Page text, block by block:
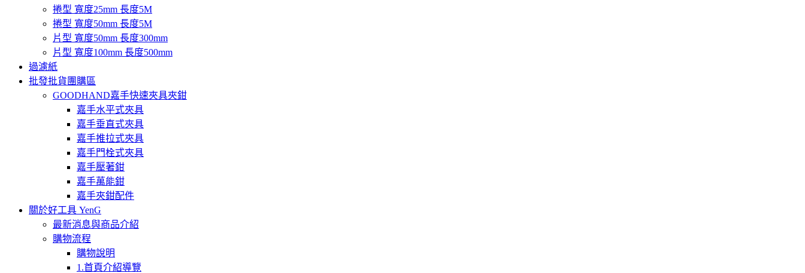
捲型 寬度25mm 長度5M
捲型 寬度50mm 長度5M
片型 寬度50mm 長度300mm
片型 寬度100mm 長度500mm
過濾紙
批發批貨團購區
GOODHAND嘉手快速夾具夾鉗
嘉手水平式夾具
嘉手垂直式夾具
嘉手推拉式夾具
嘉手門栓式夾具
嘉手壓著鉗
嘉手萬能鉗
嘉手夾鉗配件
關於好工具 YenG
最新消息與商品介紹
購物流程
購物說明
1.首頁介紹導覽